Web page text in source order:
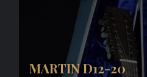
MARTIN D12-20